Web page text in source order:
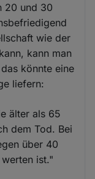
20 und 30
wie der
kann man
könnte eine
liefern:
älter als 65
dem Tod. Bei
über 40
ist."